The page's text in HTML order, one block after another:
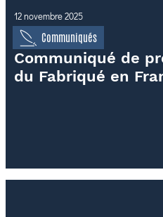
12 novembre 2025
Communiqués
Communiqué de
du Fabriqué en